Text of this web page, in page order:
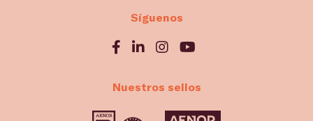
Síguenos
Nuestros sellos